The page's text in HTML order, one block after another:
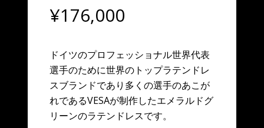
¥176,000
ドイツのプロフェッショナル世界代表
選手のために世界のトップラテンドレ
スブランドであり多くの選手のあこが
れであるVESAが制作したエメラルドグ
リーンのラテンドレスです。